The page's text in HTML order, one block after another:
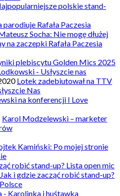
polskie stand-
Socha: Nie mogę dłużej
na zaczepki Rafała Paczesia
plebiscytu Golden Mics 2025
Lotek zadebiutował na TTV
Nas
Karol Modzelewski – marketer
Kamiński: Po mojej stronie
Jak i gdzie zacząć robić stand-up?